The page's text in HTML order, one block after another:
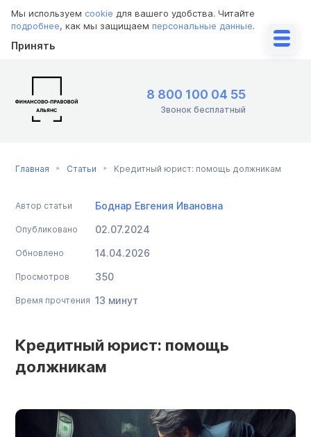
Мы используем cookie для вашего удобства. Читайте
подробнее, как мы защищаем персональные данные.
Принять
8 800 100 04 55
Звонок бесплатный
Главная Статьи Кредитный юрист: помощь должникам
Автор статьи Боднар Евгения Ивановна
Опубликовано 02.07.2024
Обновлено 14.04.2026
Просмотров 350
Время прочтения 13 минут
Кредитный юрист: помощь
должникам